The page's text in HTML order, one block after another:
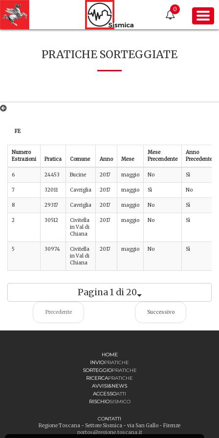
0
PRATICHE SORTEGGIATE
FE
Numero
Estrazioni
Pratica Comune Anno Mese
Mese
Precendente
Anno
Precedente
6 24453 Bucine 2017 maggio No Sì
7 32011 Cavriglia 2017 maggio Sì No
8 29317 Cavriglia 2017 maggio No Sì
2 30512
Civitella
in Val di
Chiana
2017 maggio No Sì
5 30974
Civitella
in Val di
Chiana
2017 maggio No Sì
Pagina 1 di 20
Precedente Successivo
HOME
INVIOPRATICHE
SORTEGGIOPRATICHE
RICERCAPRATICHE
AVVISI&NEWS
ACCESSOATTI
RISCHIOSISMICO
CONTATTI
Regione Toscana - Settore Sismica - via San Gallo - Firenze
portos@regione.toscana.it